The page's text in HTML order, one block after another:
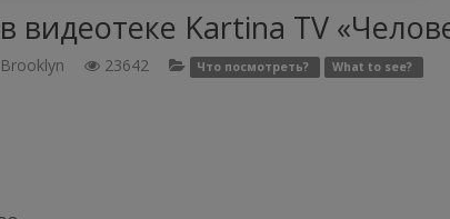
Kartina TV
23642 Что посмотреть? What to see?